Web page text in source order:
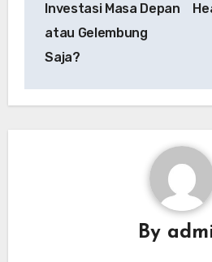
Investasi Masa Depan
atau Gelembung
Saja?
By